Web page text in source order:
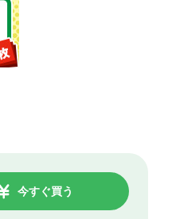
今すぐ買う